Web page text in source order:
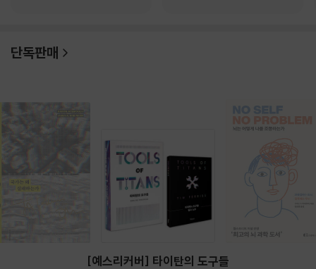
단독판매
[예스리커버] 타이탄의 도구들